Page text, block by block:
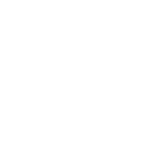
中共吉